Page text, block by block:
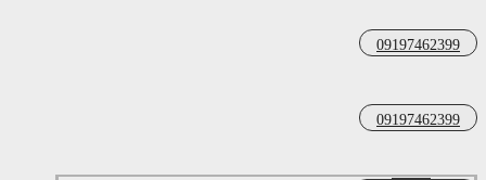
09197462399
09197462399